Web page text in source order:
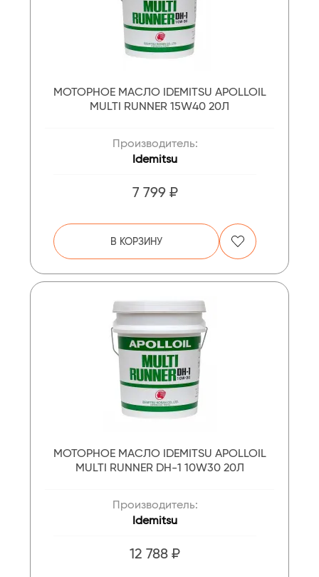
МОТОРНОЕ МАСЛО IDEMITSU APOLLOIL
MULTI RUNNER 15W40 20Л
Производитель:
Idemitsu
7 799 ₽
В КОРЗИНУ
МОТОРНОЕ МАСЛО IDEMITSU APOLLOIL
MULTI RUNNER DH-1 10W30 20Л
Производитель:
Idemitsu
12 788 ₽